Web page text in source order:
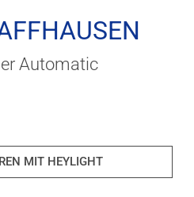
Automatic
MIT HEYLIGHT